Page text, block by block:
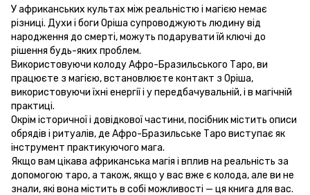
У африканських культах між реальністю і магією немає
різниці. Духи і боги Оріша супроводжують людину від
народження до смерті, можуть подарувати їй ключі до
рішення будь-яких проблем.
Використовуючи колоду Афро-Бразильського Таро, ви
працюєте з магією, встановлюєте контакт з Оріша,
використовуючи їхні енергії і у передбачувальній, і в магічній
практиці.
Окрім історичної і довідкової частини, посібник містить описи
обрядів і ритуалів, де Афро-Бразильське Таро виступає як
інструмент практикуючого мага.
Якщо вам цікава африканська магія і вплив на реальність за
допомогою таро, а також, якщо у вас вже є колода, але ви не
знали, які вона містить в собі можливості — ця книга для вас.